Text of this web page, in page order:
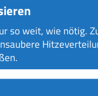
so weit, wie nötig.